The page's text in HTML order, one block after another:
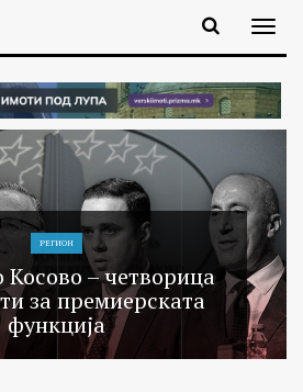
РЕГИОН
Косово – четворица
за премиерската
функција